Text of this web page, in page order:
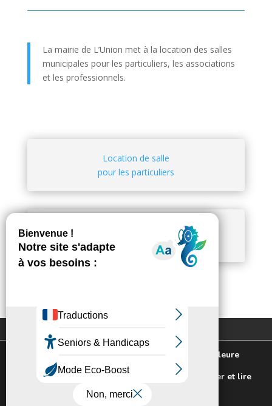
La mairie de L’Union met à la location des salles
municipales pour les particuliers, les associations
et les professionnels.
Location de salle
pour les particuliers
pour les associations et
professionnels
Contactez-nous
Plan du site
Mentions légales
Politique de confidentialité
Nous utilisons des cookies pour vous offrir la meilleure
expérience sur notre site.
Pour connaitre les cookies utilisés ou les désactiver et lire
notre politique de confidentialité,